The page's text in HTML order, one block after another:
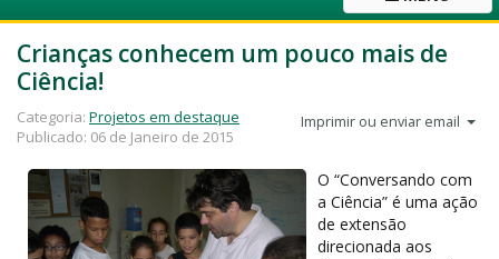
Crianças conhecem um pouco mais de
Ciência!
Imprimir ou enviar email
Categoria: Projetos em destaque
Publicado: 06 de Janeiro de 2015
O “Conversando com
a Ciência” é uma ação
de extensão
direcionada aos